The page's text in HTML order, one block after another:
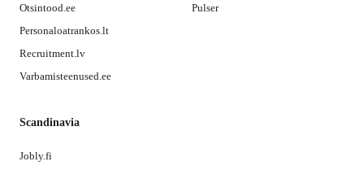
Otsintood.ee
Personaloatrankos.lt
Recruitment.lv
Varbamisteenused.ee
Pulser
Scandinavia
Jobly.fi